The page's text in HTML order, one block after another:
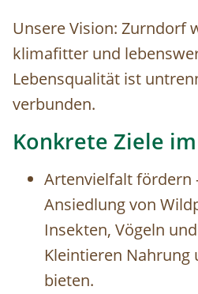
Unsere Vision: Zurndorf
klimafitter und
Lebensqualität ist
verbunden.
Konkrete Ziele
Artenvielfalt fördern
Ansiedlung von
Insekten, Vögeln
Kleintieren Nahrung
bieten.